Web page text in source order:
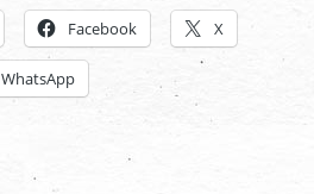
Facebook X
WhatsApp